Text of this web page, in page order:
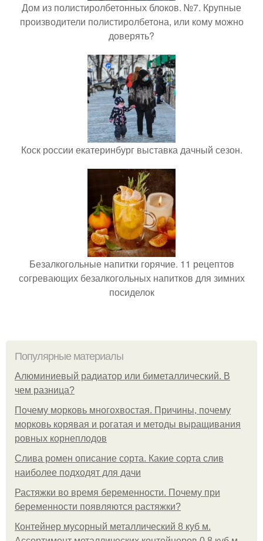
Дом из полистиролбетонных блоков. №7. Крупные
производители полистиролбетона, или кому можно
доверять?
Коск россии екатеринбург выставка дачный сезон.
Безалкогольные напитки горячие. 11 рецептов
согревающих безалкогольных напитков для зимних
посиделок
Популярные материалы
Алюминиевый радиатор или биметаллический. В
чем разница?
Почему морковь многохвостая. Причины, почему
морковь корявая и рогатая и методы выращивания
ровных корнеплодов
Слива ромен описание сорта. Какие сорта слив
наиболее подходят для дачи
Растяжки во время беременности. Почему при
беременности появляются растяжки?
Контейнер мусорный металлический 8 куб м.